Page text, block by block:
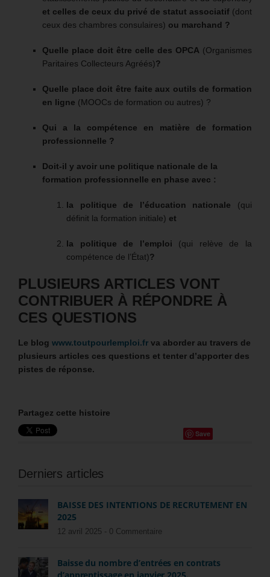
et celles de ceux du privé de statut associatif (dont
ceux des chambres consulaires) ou marchand ?
Quelle place doit être celle des OPCA (Organismes
Paritaires Collecteurs Agréés)?
Quelle place doit être faite aux outils de formation
en ligne (MOOCs de formation ou autres) ?
Qui a la compétence en matière de formation
professionnelle ?
Doit-il y avoir une politique nationale de la
formation professionnelle en phase avec :
la politique de l’éducation nationale (qui
définit la formation initiale) et
la politique de l’emploi (qui relève de la
compétence de l’État)?
PLUSIEURS ARTICLES VONT
CONTRIBUER À RÉPONDRE À
CES QUESTIONS
Le blog www.toutpourlemploi.fr va aborder au travers de
plusieurs articles ces questions et tenter d’apporter des
pistes de réponse.
Partagez cette histoire
Save
Derniers articles
BAISSE DES INTENTIONS DE RECRUTEMENT EN
2025
12 avril 2025 - 0 Commentaire
Baisse du nombre d’entrées en contrats